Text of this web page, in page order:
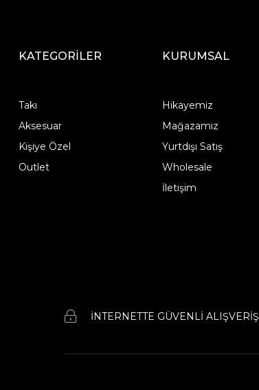
KATEGORİLER
Takı
Aksesuar
Kişiye Özel
Outlet
KURUMSAL
Hikayemiz
Mağazamız
Yurtdışı Satış
Wholesale
İletişim
İNTERNETTE GÜVENLİ ALIŞVERİŞ